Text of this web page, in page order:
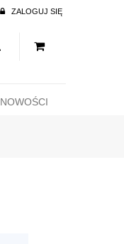
ZALOGUJ SIĘ
NOWOŚCI